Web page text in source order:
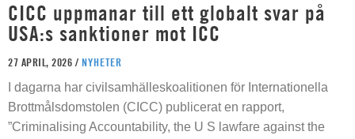
CICC uppmanar till ett globalt svar på
USA:s sanktioner mot ICC
27 APRIL, 2026 / NYHETER
I dagarna har civilsamhälleskoalitionen för Internationella
Brottmålsdomstolen (CICC) publicerat en rapport,
”Criminalising Accountability, the U S lawfare against the